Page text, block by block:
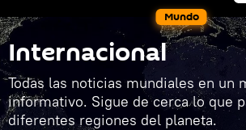
Mundo
Internacional
Todas las noticias mundiales en un
informativo. Sigue de cerca lo que
diferentes regiones del planeta.